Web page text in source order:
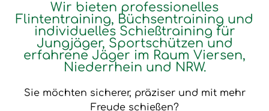
Wir bieten professionelles
Flintentraining, Büchsentraining und
individuelles Schießtraining für
Jungjäger, Sportschützen und
erfahrene Jäger im Raum Viersen,
Niederrhein und NRW.
Sie möchten sicherer, präziser und mit mehr
Freude schießen?